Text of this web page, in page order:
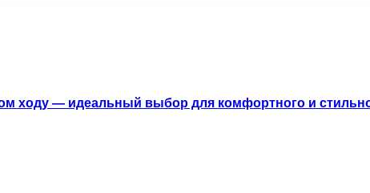
ходу — идеальный выбор для комфортного и